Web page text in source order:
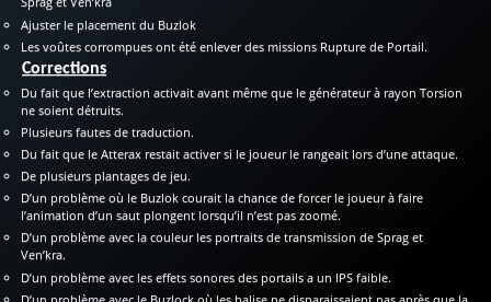
Ajuster le placement du Buzlok
Les voûtes corrompues ont été enlever des missions Rupture de Portail.
Corrections
Du fait que l’extraction activait avant même que le générateur à rayon Torsion
ne soient détruits.
Plusieurs fautes de traduction.
Du fait que le Atterax restait activer si le joueur le rangeait lors d’une attaque.
De plusieurs plantages de jeu.
D’un problème où le Buzlok courait la chance de forcer le joueur à faire
l’animation d’un saut plongent lorsqu’il n’est pas zoomé.
D’un problème avec la couleur les portraits de transmission de Sprag et
Ven’kra.
D’un problème avec les effets sonores des portails a un IPS faible.